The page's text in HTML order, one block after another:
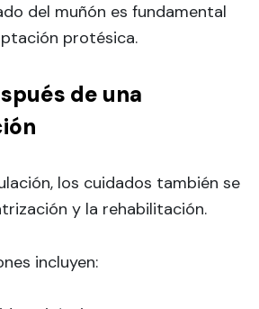
del muñón es fundamental
protésica.
de una
los cuidados también se
y la rehabilitación.
incluyen: